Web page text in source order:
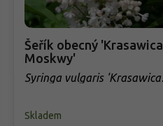
Šeřík obecný 'Krasawica
Moskwy'
Syringa vulgaris 'Krasawica
Skladem